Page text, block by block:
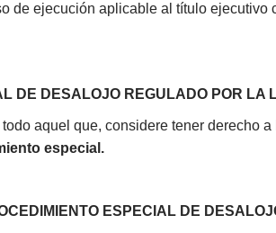
de ejecución aplicable al título ejecutivo
DE DESALOJO REGULADO POR LA
aquel que, considere tener derecho
especial.
ESPECIAL DE